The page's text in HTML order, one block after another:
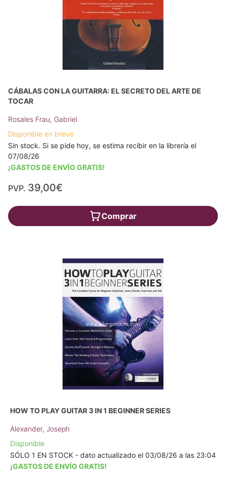
CÁBALAS CON LA GUITARRA: EL SECRETO DEL ARTE DE
TOCAR
Rosales Frau, Gabriel
Disponible en breve
Sin stock. Si se pide hoy, se estima recibir en la librería el
07/08/26
¡GASTOS DE ENVÍO GRATIS!
PVP. 39,00€
Comprar
HOW TO PLAY GUITAR 3 IN 1 BEGINNER SERIES
Alexander, Joseph
Disponible
SÓLO 1 EN STOCK - dato actualizado el 03/08/26 a las 23:04
¡GASTOS DE ENVÍO GRATIS!